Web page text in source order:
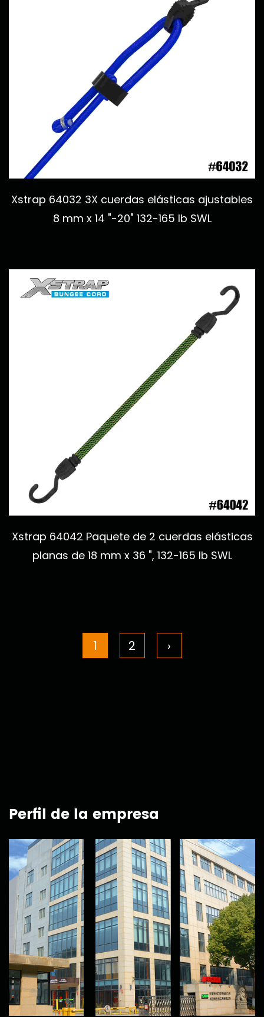
Xstrap 64032 3X cuerdas elásticas ajustables
8 mm x 14 "-20" 132-165 lb SWL
Xstrap 64042 Paquete de 2 cuerdas elásticas
planas de 18 mm x 36 ", 132-165 lb SWL
1 2 ›
Perfil de la empresa